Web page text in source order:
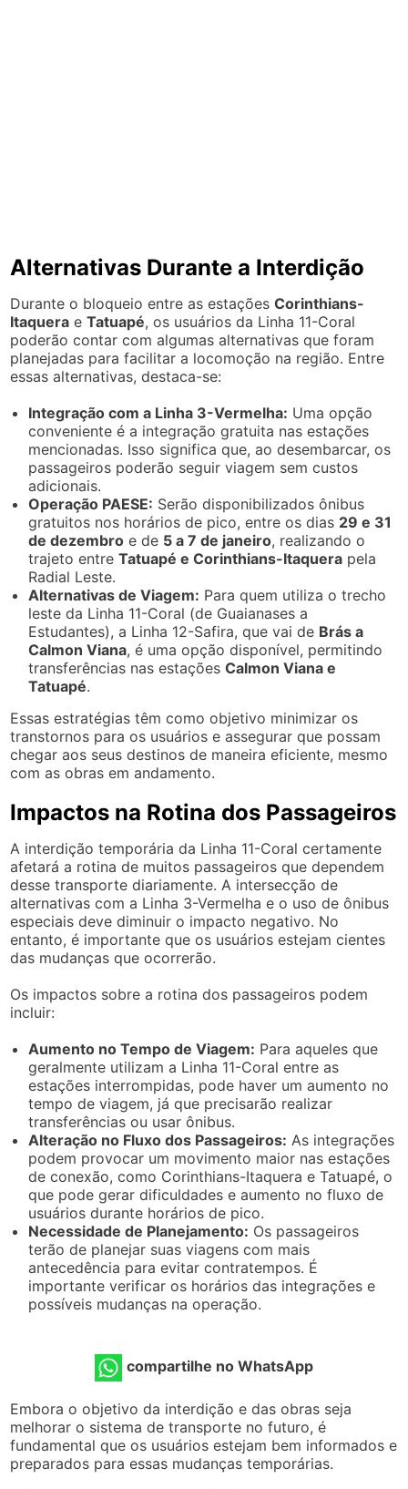
Alternativas Durante a Interdição
Durante o bloqueio entre as estaçõesCorinthians-
Itaquera eTatuapé, os usuários da Linha 11-Coral
poderão contar com algumas alternativas que foram
planejadas para facilitar a locomoção na região. Entre
essas alternativas, destaca-se:
Integração com a Linha 3-Vermelha: Uma opção
conveniente é a integração gratuita nas estações
mencionadas. Isso significa que, ao desembarcar, os
passageiros poderão seguir viagem sem custos
adicionais.
Operação PAESE: Serão disponibilizados ônibus
gratuitos nos horários de pico, entre os dias 29 e 31
de dezembro e de 5 a 7 de janeiro, realizando o
trajeto entreTatuapé e Corinthians-Itaquera pela
Radial Leste.
Alternativas de Viagem: Para quem utiliza o trecho
leste da Linha 11-Coral (de Guaianases a
Estudantes), a Linha 12-Safira, que vai de Brás a
Calmon Viana, é uma opção disponível, permitindo
transferências nas estaçõesCalmon Viana e
Tatuapé.
Essas estratégias têm como objetivo minimizar os
transtornos para os usuários e assegurar que possam
chegar aos seus destinos de maneira eficiente, mesmo
com as obras em andamento.
Impactos na Rotina dos Passageiros
A interdição temporária da Linha 11-Coral certamente
afetará a rotina de muitos passageiros que dependem
desse transporte diariamente. A intersecção de
alternativas com a Linha 3-Vermelha e o uso de ônibus
especiais deve diminuir o impacto negativo. No
entanto, é importante que os usuários estejam cientes
das mudanças que ocorrerão.
Os impactos sobre a rotina dos passageiros podem
incluir:
Aumento no Tempo de Viagem: Para aqueles que
geralmente utilizam a Linha 11-Coral entre as
estações interrompidas, pode haver um aumento no
tempo de viagem, já que precisarão realizar
transferências ou usar ônibus.
Alteração no Fluxo dos Passageiros: As integrações
podem provocar um movimento maior nas estações
de conexão, como Corinthians-Itaquera e Tatuapé, o
que pode gerar dificuldades e aumento no fluxo de
usuários durante horários de pico.
Necessidade de Planejamento: Os passageiros
terão de planejar suas viagens com mais
antecedência para evitar contratempos. É
importante verificar os horários das integrações e
possíveis mudanças na operação.
compartilhe no WhatsApp
Embora o objetivo da interdição e das obras seja
melhorar o sistema de transporte no futuro, é
fundamental que os usuários estejam bem informados e
preparados para essas mudanças temporárias.